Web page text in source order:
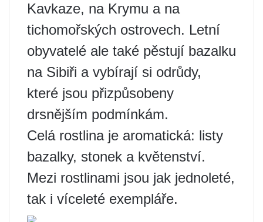
Kavkaze, na Krymu a na
tichomořských ostrovech. Letní
obyvatelé ale také pěstují bazalku
na Sibiři a vybírají si odrůdy,
které jsou přizpůsobeny
drsnějším podmínkám.
Celá rostlina je aromatická: listy
bazalky, stonek a květenství.
Mezi rostlinami jsou jak jednoleté,
tak i víceleté exempláře.